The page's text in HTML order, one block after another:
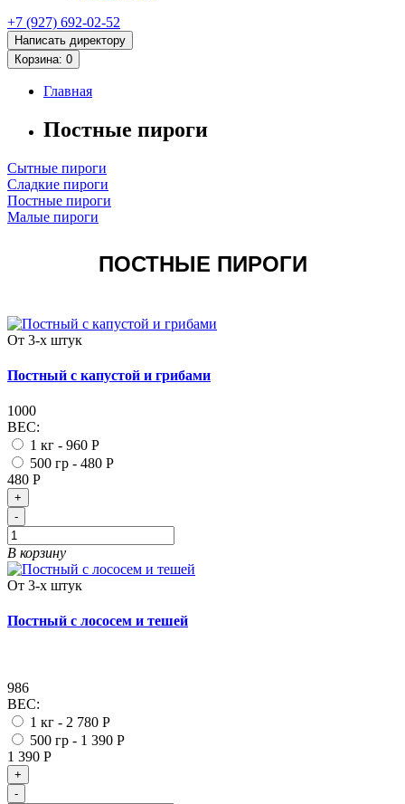
+7 (927) 692-02-52
Написать директору
Корзина: 0
Главная
Постные пироги
Сытные пироги
Сладкие пироги
Постные пироги
Малые пироги
ПОСТНЫЕ ПИРОГИ
От 3-х штук
Постный с капустой и грибами
1000
ВЕС:
1 кг - 960 Р
500 гр - 480 Р
480 Р
+
-
В корзину
От 3-х штук
Постный с лососем и тешей
986
ВЕС:
1 кг - 2 780 Р
500 гр - 1 390 Р
1 390 Р
+
-